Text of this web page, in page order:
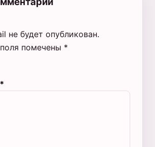
не будет опубликован.
помечены *
*